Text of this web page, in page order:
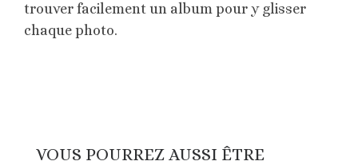
trouver facilement un album pour y glisser
chaque photo.
VOUS POURREZ AUSSI ÊTRE